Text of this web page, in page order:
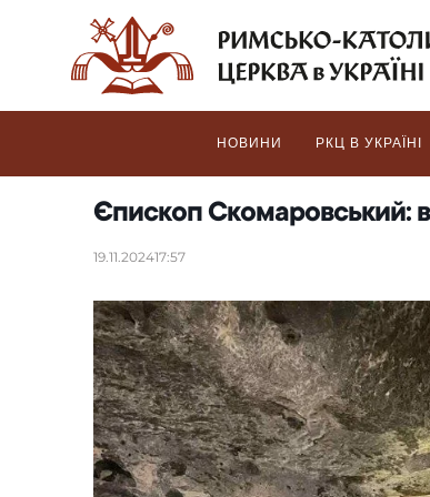
НОВИНИ РКЦ В УКРАЇНІ
Єпископ Скомаровський:
19.11.202417:57